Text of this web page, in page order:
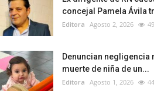
concejal Pamela Ávila
Editora Agosto 2, 2026
Denuncian negligencia
muerte de niña de un...
Editora Agosto 1, 2026